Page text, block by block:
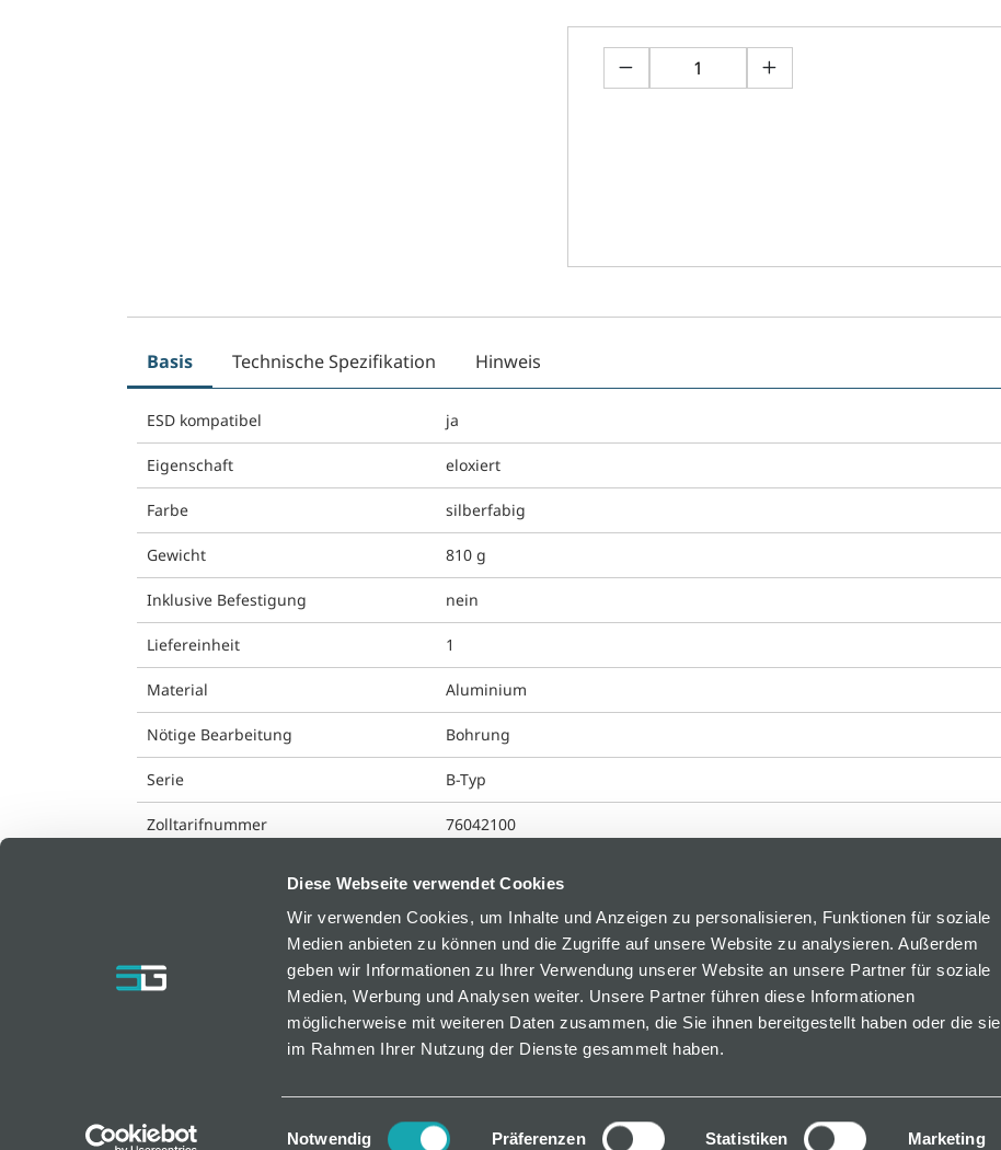
Diese Webseite verwendet Cookies
Wir verwenden Cookies, um Inhalte und Anzeigen zu personalisieren, Funktionen für soziale
Medien anbieten zu können und die Zugriffe auf unsere Website zu analysieren. Außerdem
geben wir Informationen zu Ihrer Verwendung unserer Website an unsere Partner für soziale
Medien, Werbung und Analysen weiter. Unsere Partner führen diese Informationen
möglicherweise mit weiteren Daten zusammen, die Sie ihnen bereitgestellt haben oder die sie
im Rahmen Ihrer Nutzung der Dienste gesammelt haben.
Einwilligungsauswahl
Notwendig Präferenzen Statistiken Marketing
Basis Technische Spezifikation Hinweis
ESD kompatibel ja
Eigenschaft eloxiert
Farbe silberfabig
Gewicht 810 g
Inklusive Befestigung nein
Liefereinheit 1
Material Aluminium
Nötige Bearbeitung Bohrung
Serie B-Typ
Zolltarifnummer 76042100
bfm GmbH
AT-2752 Wöllersdorf, Österreich